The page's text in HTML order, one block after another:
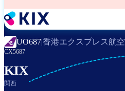
UO687|香港エクスプレス航空
CX5687
KIX
関西